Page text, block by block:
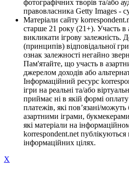
фотографічних творів та/або
правовласника Getty Images -
Матеріали сайту
старше 21 року (21+). Участь в
викликати ігрову залежність.
(принципів) відповідальної
ознак залежності негайно
Пам'ятайте, що участь в
джерелом доходів або
Інформаційний ресурс
ігри на реальні та/або
приймає ні в якій формі
платежів, які пов’язані/можуть
азартними іграми,
які матеріали на
korrespondent.net
інформаційних цілях.
X